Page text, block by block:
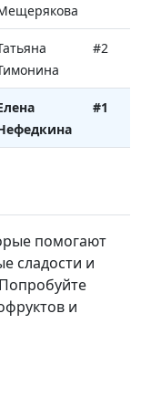
#2
#1
помогают
сладости и
и